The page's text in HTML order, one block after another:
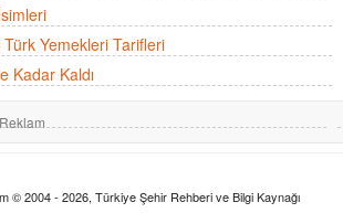
Türk Yemekleri Tarifleri
Kadar Kaldı
© 2004 - 2026, Türkiye Şehir Rehberi ve Bilgi Kaynağı